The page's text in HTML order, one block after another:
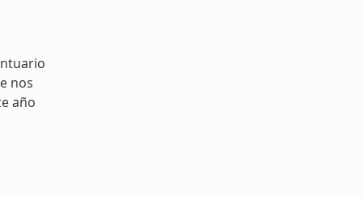
nos
año